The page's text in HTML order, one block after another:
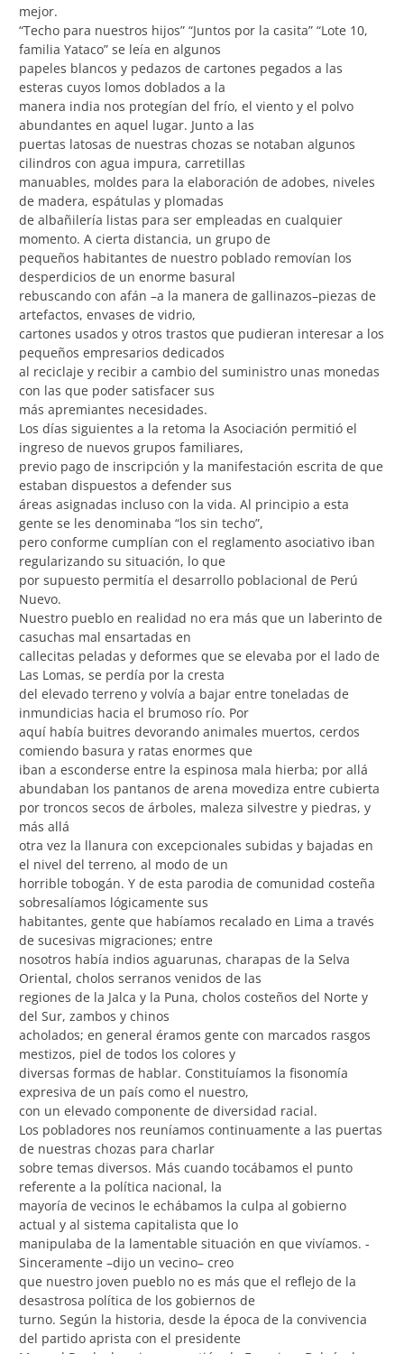
mejor.
“Techo para nuestros hijos” “Juntos por la casita” “Lote 10,
familia Yataco” se leía en algunos
papeles blancos y pedazos de cartones pegados a las
esteras cuyos lomos doblados a la
manera india nos protegían del frío, el viento y el polvo
abundantes en aquel lugar. Junto a las
puertas latosas de nuestras chozas se notaban algunos
cilindros con agua impura, carretillas
manuables, moldes para la elaboración de adobes, niveles
de madera, espátulas y plomadas
de albañilería listas para ser empleadas en cualquier
momento. A cierta distancia, un grupo de
pequeños habitantes de nuestro poblado removían los
desperdicios de un enorme basural
rebuscando con afán –a la manera de gallinazos–piezas de
artefactos, envases de vidrio,
cartones usados y otros trastos que pudieran interesar a los
pequeños empresarios dedicados
al reciclaje y recibir a cambio del suministro unas monedas
con las que poder satisfacer sus
más apremiantes necesidades.
Los días siguientes a la retoma la Asociación permitió el
ingreso de nuevos grupos familiares,
previo pago de inscripción y la manifestación escrita de que
estaban dispuestos a defender sus
áreas asignadas incluso con la vida. Al principio a esta
gente se les denominaba “los sin techo”,
pero conforme cumplían con el reglamento asociativo iban
regularizando su situación, lo que
por supuesto permitía el desarrollo poblacional de Perú
Nuevo.
Nuestro pueblo en realidad no era más que un laberinto de
casuchas mal ensartadas en
callecitas peladas y deformes que se elevaba por el lado de
Las Lomas, se perdía por la cresta
del elevado terreno y volvía a bajar entre toneladas de
inmundicias hacia el brumoso río. Por
aquí había buitres devorando animales muertos, cerdos
comiendo basura y ratas enormes que
iban a esconderse entre la espinosa mala hierba; por allá
abundaban los pantanos de arena movediza entre cubierta
por troncos secos de árboles, maleza silvestre y piedras, y
más allá
otra vez la llanura con excepcionales subidas y bajadas en
el nivel del terreno, al modo de un
horrible tobogán. Y de esta parodia de comunidad costeña
sobresalíamos lógicamente sus
habitantes, gente que habíamos recalado en Lima a través
de sucesivas migraciones; entre
nosotros había indios aguarunas, charapas de la Selva
Oriental, cholos serranos venidos de las
regiones de la Jalca y la Puna, cholos costeños del Norte y
del Sur, zambos y chinos
acholados; en general éramos gente con marcados rasgos
mestizos, piel de todos los colores y
diversas formas de hablar. Constituíamos la fisonomía
expresiva de un país como el nuestro,
con un elevado componente de diversidad racial.
Los pobladores nos reuníamos continuamente a las puertas
de nuestras chozas para charlar
sobre temas diversos. Más cuando tocábamos el punto
referente a la política nacional, la
mayoría de vecinos le echábamos la culpa al gobierno
actual y al sistema capitalista que lo
manipulaba de la lamentable situación en que vivíamos. -
Sinceramente –dijo un vecino– creo
que nuestro joven pueblo no es más que el reflejo de la
desastrosa política de los gobiernos de
turno. Según la historia, desde la época de la convivencia
del partido aprista con el presidente